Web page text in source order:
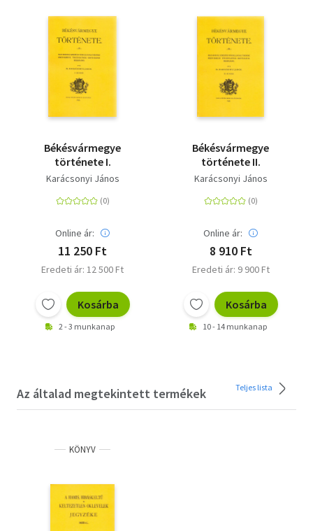
Békésvármegye
története I.
Karácsonyi János
Online ár:
11 250 Ft
Eredeti ár: 12 500 Ft
Kosárba
2 - 3 munkanap
Békésvármegye
története II.
Karácsonyi János
Online ár:
8 910 Ft
Eredeti ár: 9 900 Ft
Kosárba
10 - 14 munkanap
Az általad megtekintett termékek Teljes lista
KÖNYV